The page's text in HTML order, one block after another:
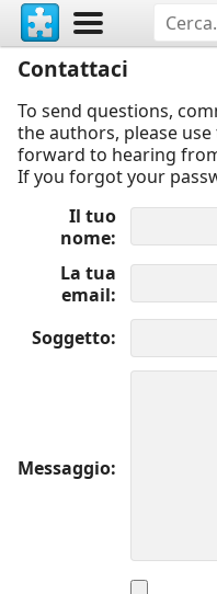
Contattaci
To send questions,
the authors, please
forward to hearing
If you forgot your
Il tuo
nome
La tua
email
Soggetto
Messaggio